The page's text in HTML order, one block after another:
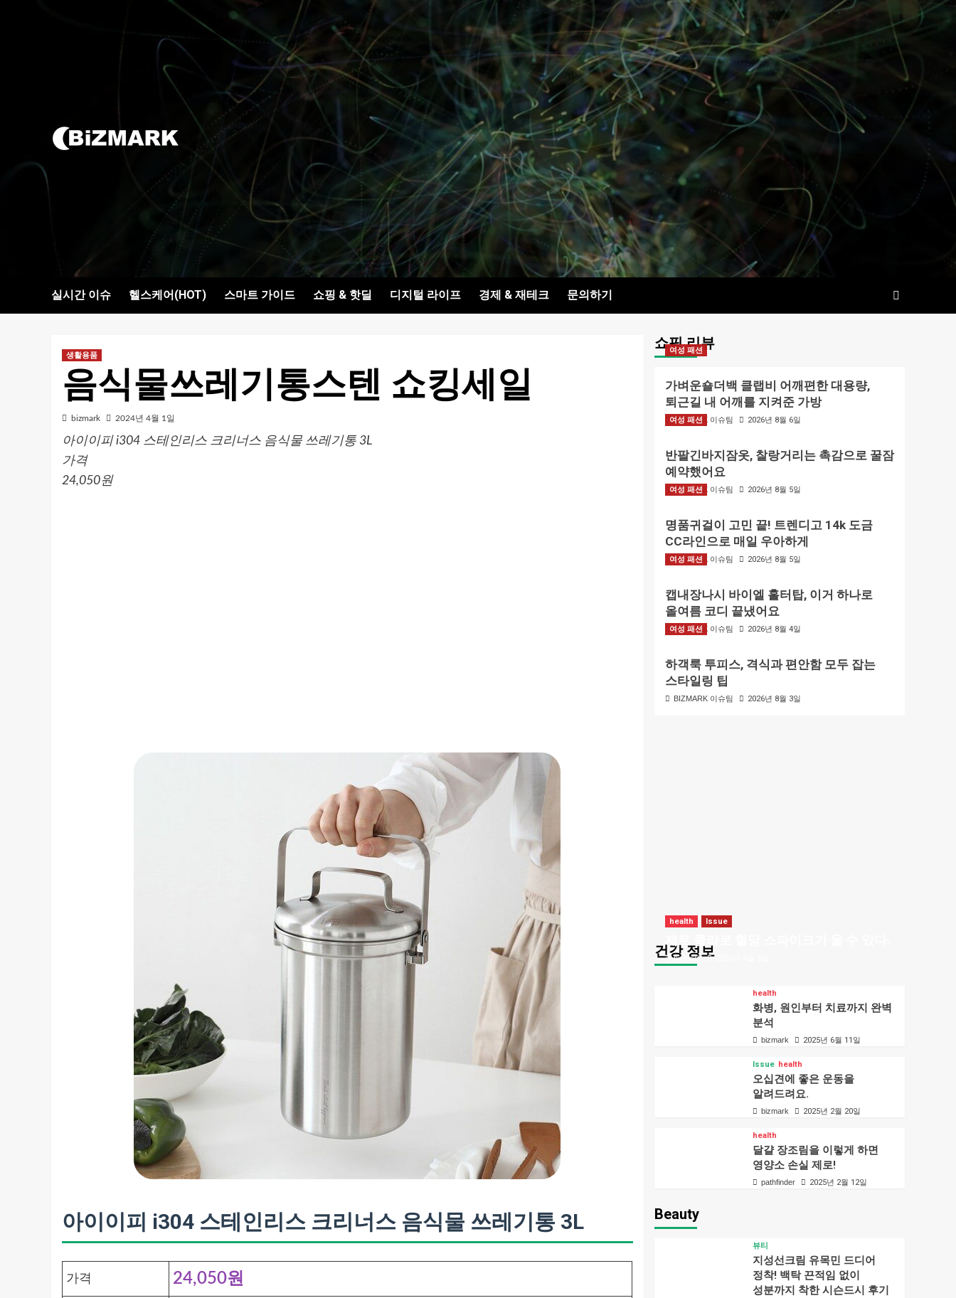
실시간 이슈 헬스케어(HOT) 스마트 가이드 쇼핑 & 핫딜 디지털 라이프 경제 & 재테크 문의하기
생활용품
음식물쓰레기통스텐 쇼킹세일
bizmark 2024년 4월 1일
아이이피 i304 스테인리스 크리너스 음식물 쓰레기통 3L
가격
24,050원
아이이피 i304 스테인리스 크리너스 음식물 쓰레기통 3L
가격 24,050원
쇼핑 리뷰
여성 패션
가벼운숄더백 클랩비 어깨편한 대용량,
퇴근길 내 어깨를 지켜준 가방
BIZMARK 이슈팀 2026년 8월 6일
여성 패션
반팔긴바지잠옷, 찰랑거리는 촉감으로 꿀잠
예약했어요
BIZMARK 이슈팀 2026년 8월 5일
여성 패션
명품귀걸이 고민 끝! 트렌디고 14k 도금
CC라인으로 매일 우아하게
BIZMARK 이슈팀 2026년 8월 5일
여성 패션
캡내장나시 바이엘 홀터탑, 이거 하나로
올여름 코디 끝냈어요
BIZMARK 이슈팀 2026년 8월 4일
여성 패션
하객룩 투피스, 격식과 편안함 모두 잡는
스타일링 팁
BIZMARK 이슈팀 2026년 8월 3일
건강 정보
health Issue
bizmark
health
화병, 원인부터 치료까지 완벽
분석
bizmark 2025년 6월 11일
Issue health
오십견에 좋은 운동을
알려드려요.
bizmark 2025년 2월 20일
health
달걀 장조림을 이렇게 하면
영양소 손실 제로!
pathfinder 2025년 2월 12일
Beauty
뷰티
지성선크림 유목민 드디어
정착! 백탁 끈적임 없이
성분까지 착한 시슨드시 후기